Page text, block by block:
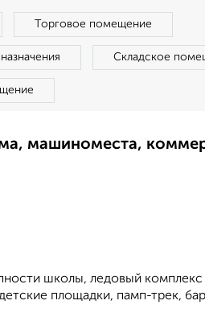
Торговое помещение
Складское
машиноместа,
школы, ледовый комплекс
площадки, памп-трек,